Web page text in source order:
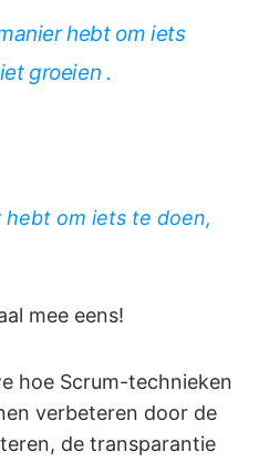
hebt om iets
groeien .
hebt om iets te doen,
mee eens!
hoe Scrum-technieken
verbeteren door de
de transparantie